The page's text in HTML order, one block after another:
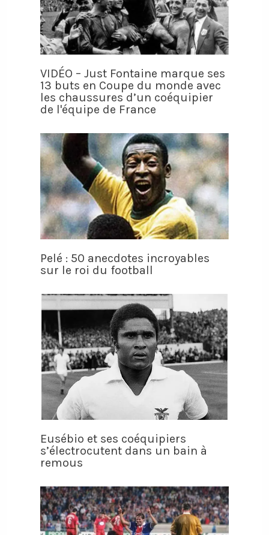
VIDÉO – Just Fontaine marque ses
13 buts en Coupe du monde avec
les chaussures d’un coéquipier
de l'équipe de France
Pelé : 50 anecdotes incroyables
sur le roi du football
Eusébio et ses coéquipiers
s’électrocutent dans un bain à
remous